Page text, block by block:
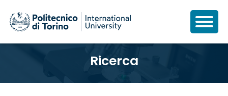
principale
Ricerca